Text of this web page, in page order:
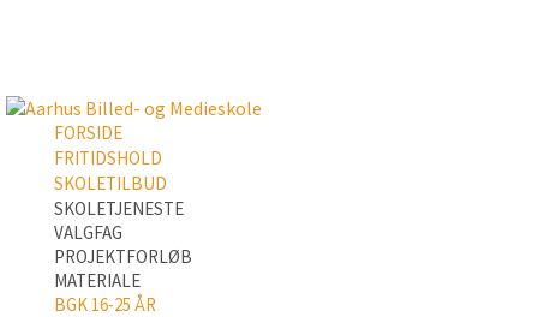
FORSIDE
FRITIDSHOLD
SKOLETILBUD
SKOLETJENESTE
VALGFAG
PROJEKTFORLØB
MATERIALE
BGK 16-25 ÅR